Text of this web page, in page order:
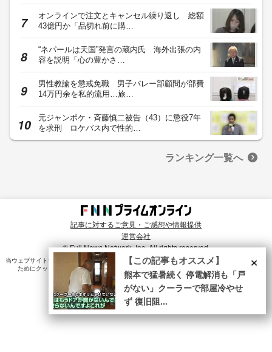
オンラインで注文とキャンセル繰り返し 総額
43億円か「品切れ前に購…
“ネパールは天国”発言の蔵内氏 海外出張の内
容を説明「心の豊かさ…
男性教諭を懲戒免職 男子バレー部顧問が部費
14万円余を私的流用…旅…
元ジャンポケ・斉藤慎二被告（43）に懲役7年
を求刑 ロケバス内で性的…
ランキング一覧へ
記事に対するご意見・ご感想や情報提供
運営会社
© Fuji News Network, Inc. All rights reserved.
当ウェブサイトでは、ユーザのニーズ・興味・関⼼に合致したコンテンツや広告配信を提供する
ためにクッキーを使⽤しています。詳細は、
プライバシーポリシー をご確認ください。×
【この記事もオススメ】
熊本で猛暑続く 停電解消も「戸
がない」クーラーで部屋冷やせ
ず 復旧阻...